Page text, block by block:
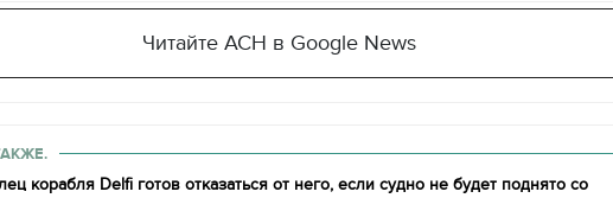
Читайте АСН в Google News
корабля Delfi готов отказаться от него, если судно не будет поднято со